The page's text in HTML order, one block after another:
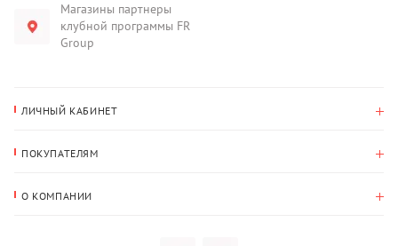
Магазины партнеры
клубной программы FR
Group
ЛИЧНЫЙ КАБИНЕТ
Адрес для доставки
ПОКУПАТЕЛЯМ
О КОМПАНИИ